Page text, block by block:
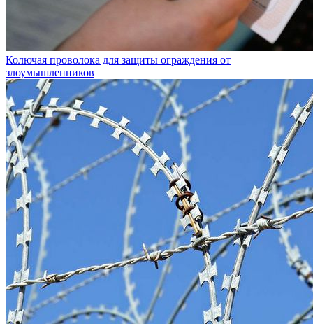
Колючая проволока для защиты ограждения от
злоумышленников